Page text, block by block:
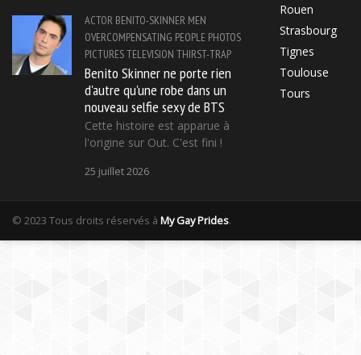
ACTOR BENITO-SKINNER MEN
OVERCOMPENSATING PEOPLE PHOTOS
PICTURESTELEVISION THIRST-TRAP
Benito Skinner ne porte rien
d'autre qu'une robe dans un
nouveau selfie sexy de BTS
Cette histoire est apparue à
l'origine sur Out. C'est fini !
25 juillet 2026
Rouen
Strasbourg
Tignes
Toulouse
Tours
© 2023 Tous droits réservés à My Gay Prides.